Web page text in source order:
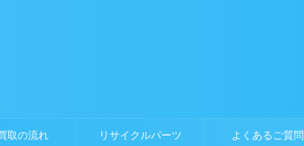
取の流れ リサイクルパーツ よくあるご質問